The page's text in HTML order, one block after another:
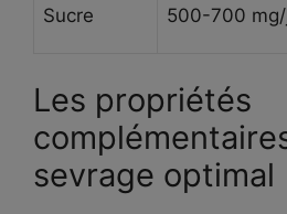
Sucre 500-700
Les propriétés
sevrage optimal